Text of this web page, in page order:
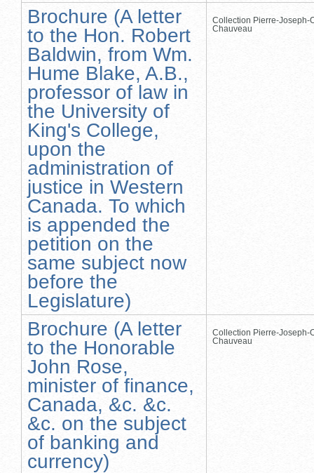
Brochure (A letter
to the Hon. Robert
Baldwin, from Wm.
Hume Blake, A.B.,
professor of law in
the University of
King's College,
upon the
administration of
justice in Western
Canada. To which
is appended the
petition on the
same subject now
before the
Legislature)
Collection Pierre-Joseph-
Chauveau
Brochure (A letter
to the Honorable
John Rose,
minister of finance,
Canada, &c. &c.
&c. on the subject
of banking and
currency)
Collection Pierre-Joseph-
Chauveau